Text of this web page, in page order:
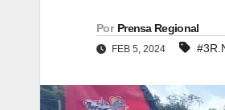
Por Prensa Regional
FEB 5, 2024